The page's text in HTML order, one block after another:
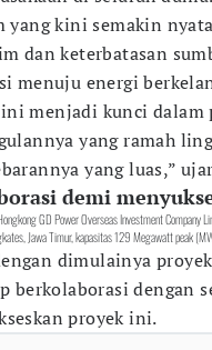
kini semakin
dan keterbatasan
menuju energi
menjadi kunci dalam
yang ramah
yang luas,”
demi
GD Power Overseas Investment Company
Jawa Timur, kapasitas 129 Megawatt peak
dimulainya
berkolaborasi dengan
proyek ini.